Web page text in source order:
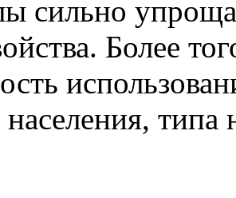
сильно
Более
населения,